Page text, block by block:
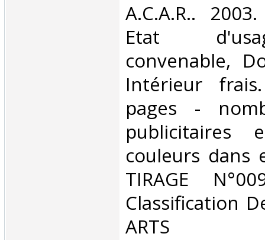
‎A.C.A.R..
Etat
convenable,
Intérieur
pages -
publicitaires
couleurs dans
TIRAGE
Classification
ARTS‎